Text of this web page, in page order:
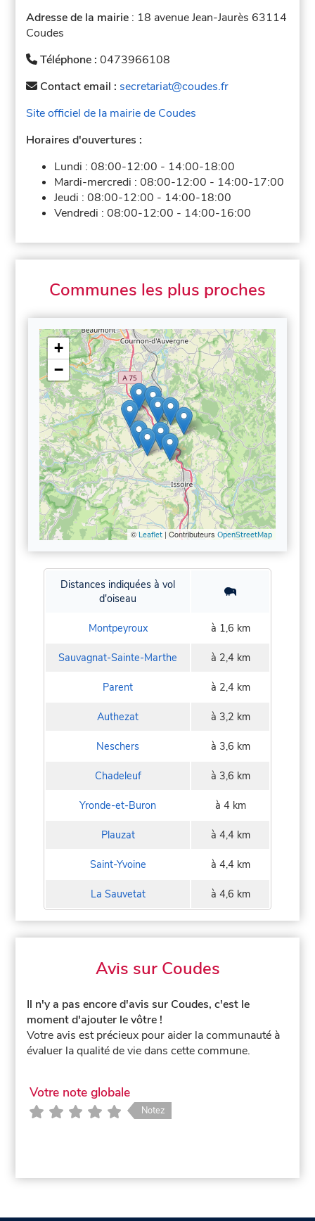
Adresse de la mairie : 18 avenue Jean-Jaurès 63114
Coudes
Téléphone :0473966108
Contact email : secretariat@coudes.fr
Site officiel de la mairie de Coudes
Horaires d'ouvertures :
Lundi :08:00-12:00 - 14:00-18:00
Mardi-mercredi :08:00-12:00 - 14:00-17:00
Jeudi :08:00-12:00 - 14:00-18:00
Vendredi :08:00-12:00 - 14:00-16:00
Communes les plus proches
+
−
© Leaflet| Contributeurs OpenStreetMap
Distances indiquées à vol
d'oiseau
Montpeyroux à 1,6 km
Sauvagnat-Sainte-Marthe à 2,4 km
Parent à 2,4 km
Authezat à 3,2 km
Neschers à 3,6 km
Chadeleuf à 3,6 km
Yronde-et-Buron à 4 km
Plauzat à 4,4 km
Saint-Yvoine à 4,4 km
La Sauvetat à 4,6 km
Avis sur Coudes
Il n'y a pas encore d'avis sur Coudes, c'est le
moment d'ajouter le vôtre !
Votre avis est précieux pour aider la communauté à
évaluer la qualité de vie dans cette commune.
Votre note globale
Notez